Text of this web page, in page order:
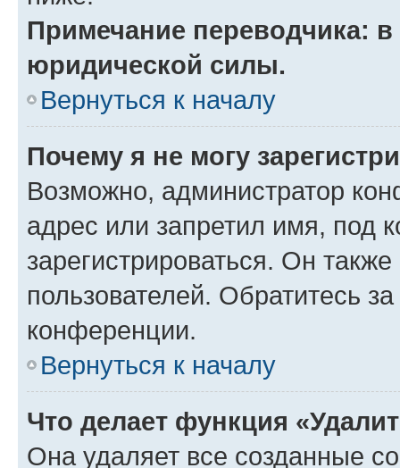
Примечание переводчика:
юридической силы.
Вернуться к началу
Почему я не могу
Возможно, администратор
адрес или запретил имя, под
зарегистрироваться. Он
пользователей. Обратитесь
конференции.
Вернуться к началу
Что делает функция
Она удаляет все созданные